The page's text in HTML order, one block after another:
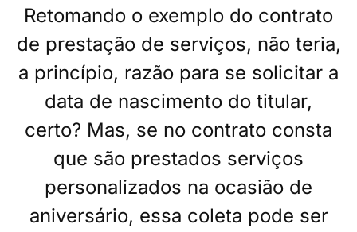
Retomando o exemplo do contrato
de prestação de serviços, não teria,
a princípio, razão para se solicitar a
data de nascimento do titular,
certo? Mas, se no contrato consta
que são prestados serviços
personalizados na ocasião de
aniversário, essa coleta pode ser